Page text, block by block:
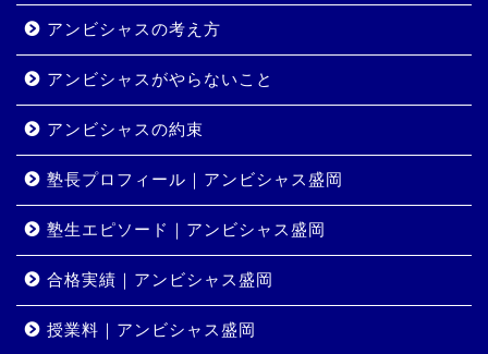
アンビシャスの考え方
アンビシャスがやらないこと
アンビシャスの約束
塾長プロフィール｜アンビシャス盛岡
塾生エピソード｜アンビシャス盛岡
合格実績｜アンビシャス盛岡
授業料｜アンビシャス盛岡